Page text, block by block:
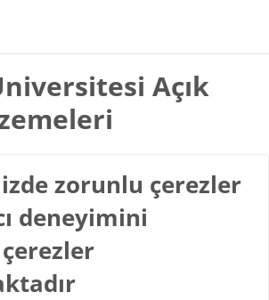
Açık
zorunlu çerezler
deneyimini